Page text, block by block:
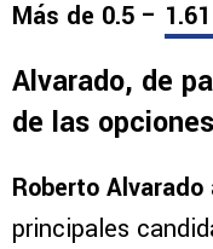
Más de 0.5 –
Alvarado, de
de las
Roberto Alvarado
principales